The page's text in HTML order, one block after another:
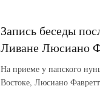
Запись беседы
Ливане Люсиано
На приеме у папского
Востоке, Люсиано